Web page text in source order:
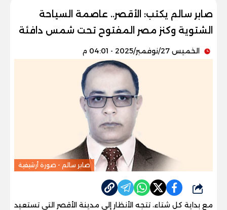
صابر سالم يكتب: الأقصر.. عاصمة السياحة
الشتوية وكنز مصر المفتوح تحت شمس دافئة
الخميس 27/نوفمبر/2025 - 04:01 م
صابر سالم - صورة أرشيفية
شارك
مع بداية كل شتاء، تتجه الأنظار إلى مدينة الأقصر التي تستعيد